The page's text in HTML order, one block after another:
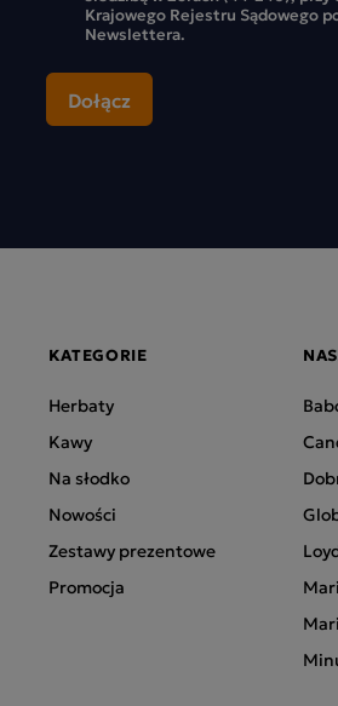
Krajowego Rejestru Sądowego
Newslettera.
KATEGORIE
Herbaty
Kawy
Na słodko
Nowości
Zestawy prezentowe
Promocja